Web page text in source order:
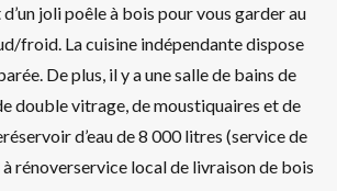
joli poêle à bois pour vous garder au
froid. La cuisine indépendante dispose
De plus, il y a une salle de bains de
double vitrage, de moustiquaires et de
d’eau de 8 000 litres (service de
rénoverservice local de livraison de bois